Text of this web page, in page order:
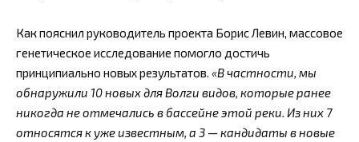
Как пояснил руководитель проекта Борис Левин, массовое
генетическое исследование помогло достичь
принципиально новых результатов. «В частности, мы
обнаружили 10 новых для Волги видов, которые ранее
никогда не отмечались в бассейне этой реки. Из них 7
относятся к уже известным, а 3 — кандидаты в новые